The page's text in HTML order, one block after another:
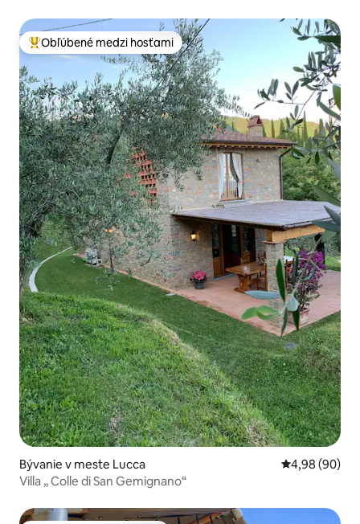
Najobľúbenejšie medzi hosťami
Obľúbené medzi hosťami
Bývanie v meste Lucca Priemerné
4,98 (90)
Villa „ Colle di San Gemignano“